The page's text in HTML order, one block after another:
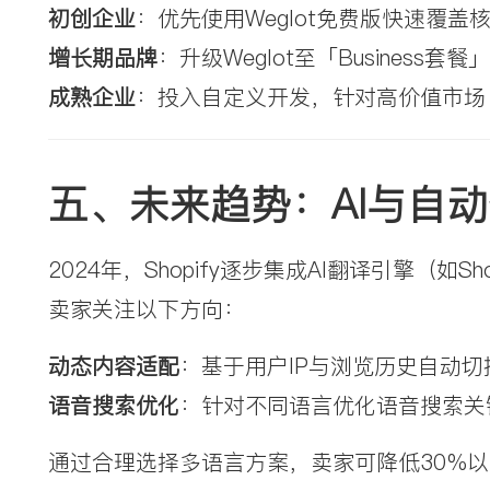
初创企业：优先使用Weglot免费版快速覆盖
增长期品牌：升级Weglot至「Business套餐
成熟企业：投入自定义开发，针对高价值市
五、未来趋势：AI与自
2024年，Shopify逐步集成AI翻译引擎（如
卖家关注以下方向：
动态内容适配：基于用户IP与浏览历史自动
语音搜索优化：针对不同语言优化语音搜索
通过合理选择多语言方案，卖家可降低30%